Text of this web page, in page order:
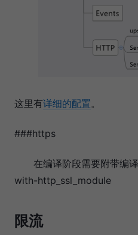
这里有详细的配置。
###https
在编译阶段需要附带编
with-http_ssl_module
限流